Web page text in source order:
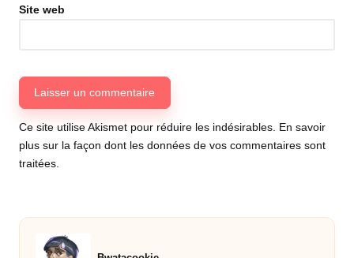
Site web
Ce site utilise Akismet pour réduire les indésirables. En savoir
plus sur la façon dont les données de vos commentaires sont
traitées.